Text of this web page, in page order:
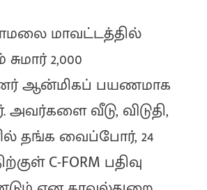
மாவட்டத்தில்
2,000
ஆன்மிகப் பயணமாக
அவர்களை வீடு, விடுதி,
தங்க வைப்போர், 24
C-FORM பதிவு